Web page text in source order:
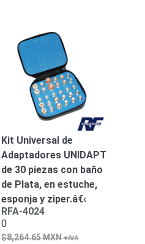
Kit Universal de
Adaptadores UNIDAPT
de 30 piezas con baño
de Plata, en estuche,
esponja y ziper.â€‹
RFA-4024
0
8,264.65MXN